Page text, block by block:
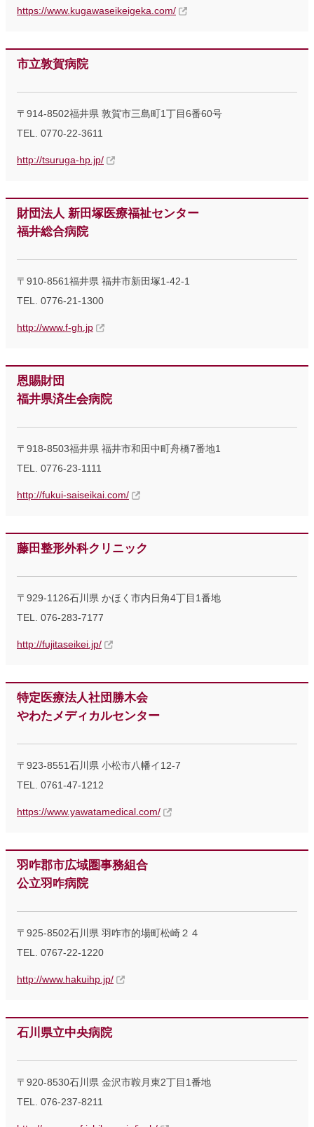
https://www.kugawaseikeigeka.com/
市立敦賀病院
〒914-8502福井県 敦賀市三島町1丁目6番60号
TEL. 0770-22-3611
http://tsuruga-hp.jp/
財団法人 新田塚医療福祉センター
福井総合病院
〒910-8561福井県 福井市新田塚1-42-1
TEL. 0776-21-1300
http://www.f-gh.jp
恩賜財団
福井県済生会病院
〒918-8503福井県 福井市和田中町舟橋7番地1
TEL. 0776-23-1111
http://fukui-saiseikai.com/
藤田整形外科クリニック
〒929-1126石川県 かほく市内日角4丁目1番地
TEL. 076-283-7177
http://fujitaseikei.jp/
特定医療法人社団勝木会
やわたメディカルセンター
〒923-8551石川県 小松市八幡イ12-7
TEL. 0761-47-1212
https://www.yawatamedical.com/
羽咋郡市広域圏事務組合
公立羽咋病院
〒925-8502石川県 羽咋市的場町松崎２４
TEL. 0767-22-1220
http://www.hakuihp.jp/
石川県立中央病院
〒920-8530石川県 金沢市鞍月東2丁目1番地
TEL. 076-237-8211